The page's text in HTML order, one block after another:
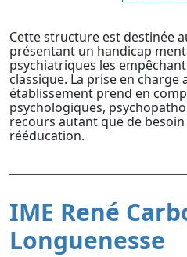
Cette structure est destinée
présentant un handicap
psychiatriques les
classique. La prise en charge
établissement prend en
psychologiques,
recours autant que de
rééducation.
IME René
Longuenesse